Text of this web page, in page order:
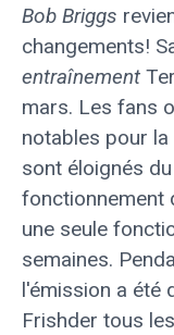
Bob Briggs
changements!
entraînement
mars. Les fans
notables pour
sont éloignés
fonctionnement
une seule
semaines.
l'émission a été
Frishder tous